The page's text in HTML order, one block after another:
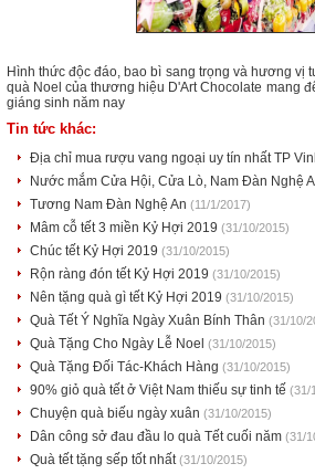
Hình thức độc đáo, bao bì sang trọng và hương vị
quà Noel của thương hiệu D'Art Chocolate mang
giáng sinh năm nay
Tin tức khác:
Địa chỉ mua rượu vang ngoại uy tín nhất TP
Nước mắm Cửa Hội, Cửa Lò, Nam Đàn Nghệ
Tương Nam Đàn Nghệ An (11/1/2017)
Mâm cỗ tết 3 miền Kỷ Hợi 2019 (31/10/2015)
Chúc tết Kỷ Hợi 2019 (31/10/2015)
Rộn ràng đón tết Kỷ Hợi 2019 (31/10/2015)
Nên tặng quà gì tết Kỷ Hợi 2019 (31/10/2015)
Quà Tết Ý Nghĩa Ngày Xuân Bính Thân (31/10/
Quà Tặng Cho Ngày Lễ Noel (31/10/2015)
Quà Tặng Đối Tác-Khách Hàng (31/10/2015)
90% giỏ quà tết ở Việt Nam thiếu sự tinh tế (31/
Chuyện quà biếu ngày xuân (31/10/2015)
Dân công sở đau đầu lo quà Tết cuối năm (31/
Quà tết tặng sếp tốt nhất(31/10/2015)